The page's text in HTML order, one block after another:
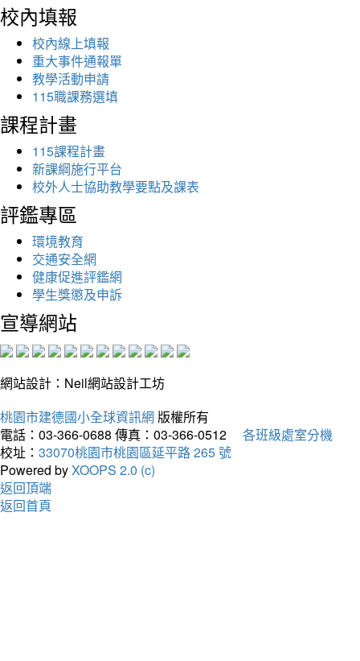
校內填報
校內線上填報
重大事件通報單
教學活動申請
115職課務選填
課程計畫
115課程計畫
新課綱施行平台
校外人士協助教學要點及課表
評鑑專區
環境教育
交通安全網
健康促進評鑑網
學生獎懲及申訴
宣導網站
網站設計：Neil網站設計工坊
桃園市建德國小全球資訊網 版權所有
電話：03-366-0688 傳真：03-366-0512
各班級處室分機
校址： 33070桃園市桃園區延平路 265 號
Powered byXOOPS 2.0 (c)
返回頂端
返回首頁